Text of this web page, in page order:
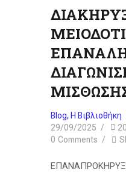
Blog, Η Βιβλιοθήκη
29/09/2025
0 Comments